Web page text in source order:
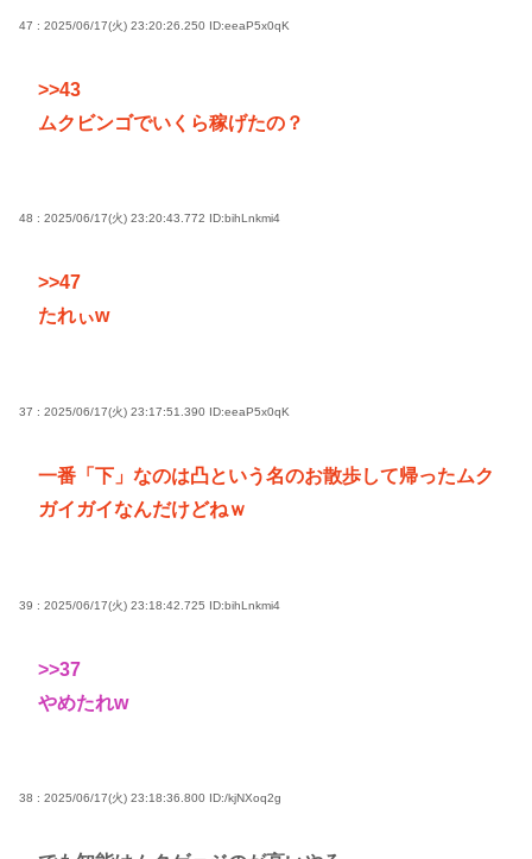
47 : 2025/06/17(火) 23:20:26.250 ID:eeaP5x0qK
>>43
ムクビンゴでいくら稼げたの？
48 : 2025/06/17(火) 23:20:43.772 ID:bihLnkmi4
>>47
たれぃw
37 : 2025/06/17(火) 23:17:51.390 ID:eeaP5x0qK
一番「下」なのは凸という名のお散歩して帰ったムク
ガイガイなんだけどねｗ
39 : 2025/06/17(火) 23:18:42.725 ID:bihLnkmi4
>>37
やめたれw
38 : 2025/06/17(火) 23:18:36.800 ID:/kjNXoq2g